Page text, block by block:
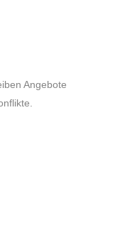
Angebote